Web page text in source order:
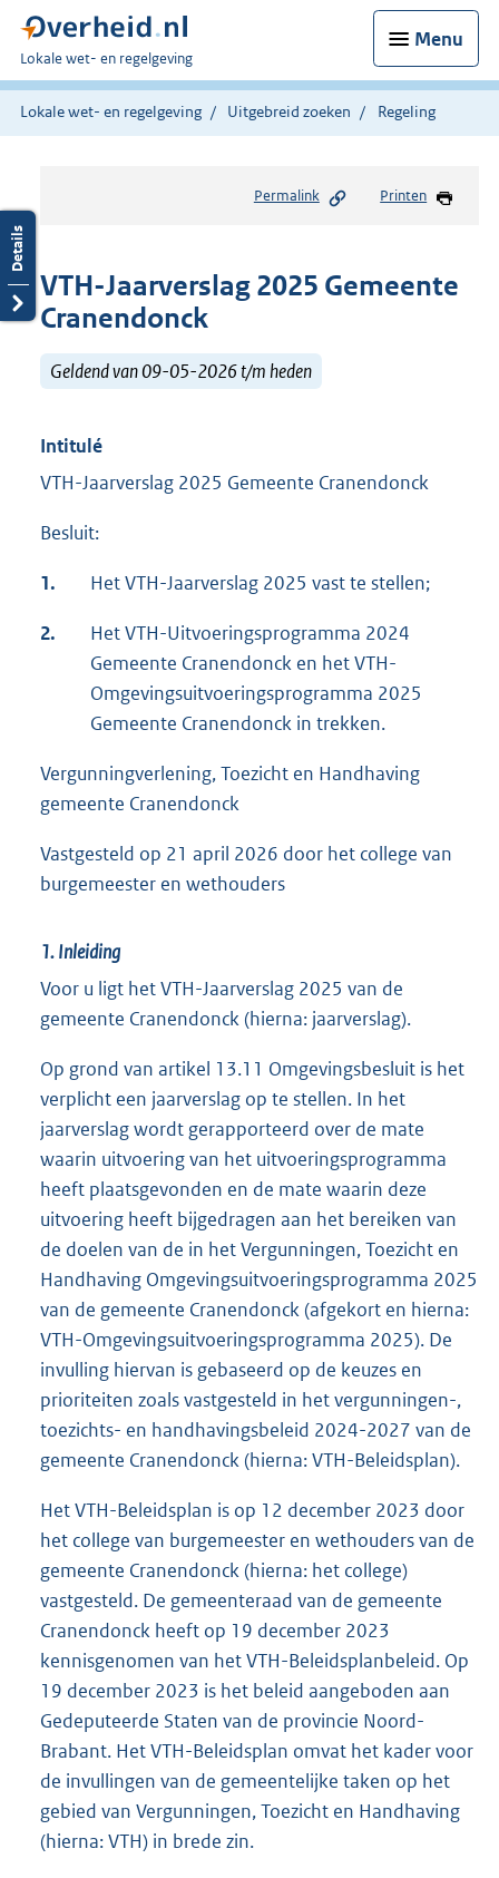
Menu
U
bent
hier:
Lokale wet- en regelgeving
Lokale wet- en regelgeving Uitgebreid zoeken Regeling
Permalink Printen
VTH-Jaarverslag 2025 Gemeente
Cranendonck
Geldend van 09-05-2026 t/m heden
Intitulé
VTH-Jaarverslag 2025 Gemeente Cranendonck
Besluit:
1. Het VTH-Jaarverslag 2025 vast te stellen;
2.
Het VTH-Uitvoeringsprogramma 2024
Gemeente Cranendonck en het VTH-
Omgevingsuitvoeringsprogramma 2025
Gemeente Cranendonck in trekken.
Vergunningverlening, Toezicht en Handhaving
gemeente Cranendonck
Vastgesteld op 21 april 2026 door het college van
burgemeester en wethouders
1.Inleiding
Voor u ligt het VTH-Jaarverslag 2025 van de
gemeente Cranendonck (hierna: jaarverslag).
Op grond van artikel 13.11 Omgevingsbesluit is het
verplicht een jaarverslag op te stellen. In het
jaarverslag wordt gerapporteerd over de mate
waarin uitvoering van het uitvoeringsprogramma
heeft plaatsgevonden en de mate waarin deze
uitvoering heeft bijgedragen aan het bereiken van
de doelen van de in het Vergunningen, Toezicht en
Handhaving Omgevingsuitvoeringsprogramma 2025
van de gemeente Cranendonck (afgekort en hierna:
VTH-Omgevingsuitvoeringsprogramma 2025). De
invulling hiervan is gebaseerd op de keuzes en
prioriteiten zoals vastgesteld in het vergunningen-,
toezichts- en handhavingsbeleid 2024-2027 van de
gemeente Cranendonck (hierna: VTH-Beleidsplan).
Het VTH-Beleidsplan is op 12 december 2023 door
het college van burgemeester en wethouders van de
gemeente Cranendonck (hierna: het college)
vastgesteld. De gemeenteraad van de gemeente
Cranendonck heeft op 19 december 2023
kennisgenomen van het VTH-Beleidsplanbeleid. Op
19 december 2023 is het beleid aangeboden aan
Gedeputeerde Staten van de provincie Noord-
Brabant. Het VTH-Beleidsplan omvat het kader voor
de invullingen van de gemeentelijke taken op het
gebied van Vergunningen, Toezicht en Handhaving
(hierna: VTH) in brede zin.